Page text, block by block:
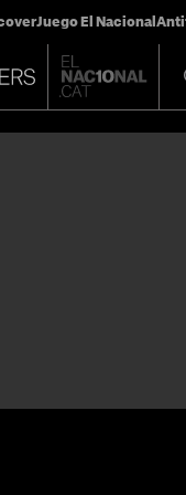
Juego El Nacional